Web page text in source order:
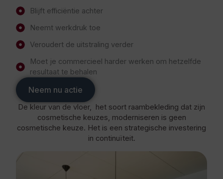
Blijft efficiëntie achter
Neemt werkdruk toe
Veroudert de uitstraling verder
Moet je commercieel harder werken om hetzelfde
resultaat te behalen
Neem nu actie
De kleur van de vloer, het soort raambekleding dat zijn
cosmetische keuzes, moderniseren is geen
cosmetische keuze. Het is een strategische investering
in continuïteit.